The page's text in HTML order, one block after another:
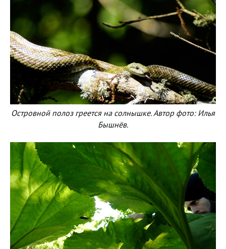
Островной полоз греется на солнышке. Автор фото: Илья
Бышнёв.